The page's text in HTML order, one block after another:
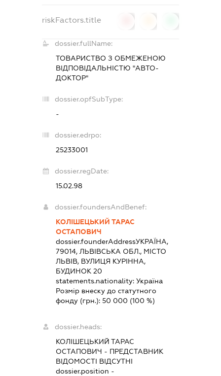
riskFactors.title
dossier.fullName:
ТОВАРИСТВО З ОБМЕЖЕНОЮ
ВІДПОВІДАЛЬНІСТЮ "АВТО-
ДОКТОР"
dossier.opfSubType:
-
dossier.edrpo:
25233001
dossier.regDate:
15.02.98
dossier.foundersAndBenef:
КОЛІШЕЦЬКИЙ ТАРАС
ОСТАПОВИЧ
dossier.founderAddressУКРАЇНА,
79014, ЛЬВІВСЬКА ОБЛ., МІСТО
ЛЬВІВ, ВУЛИЦЯ КУРІННА,
БУДИНОК 20
statements.nationality: Україна
Розмір внеску до статутного
фонду (грн.): 50 000 (100 %)
dossier.heads:
КОЛІШЕЦЬКИЙ ТАРАС
ОСТАПОВИЧ - ПРЕДСТАВНИК
ВІДОМОСТІ ВІДСУТНІ
dossier.position -